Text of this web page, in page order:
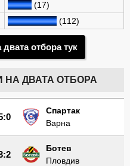
(17)
(112)
отбора тук
НА ДВАТА ОТБОРА
Спартак
Варна
Ботев
Пловдив